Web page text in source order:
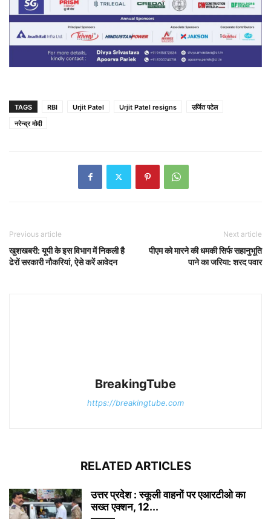
TAGS RBI Urjit Patel Urjit Patel resigns
उर्जित पटेल
नरेन्द्र मोदी
Previous article
खुशखबरी: यूपी के इस विभाग में निकली है
ढेरों सरकारी नौकरियां, ऐसे करें आवेदन
Next article
पीएम को मारने की धमकी सिर्फ सहानुभूति
पाने का जरिया: शरद पवार
BreakingTube
https://breakingtube.com
RELATED ARTICLES
उत्तर प्रदेश : स्कूली वाहनों पर एआरटीओ का
सख्त एक्शन, 12...